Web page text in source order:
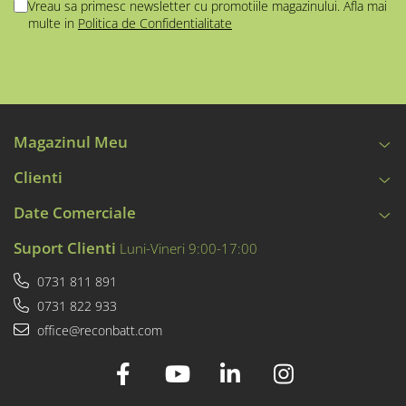
Vreau sa primesc newsletter cu promotiile magazinului. Afla mai
multe in Politica de Confidentialitate
Magazinul Meu
Clienti
Date Comerciale
Suport Clienti Luni-Vineri 9:00-17:00
0731 811 891
0731 822 933
office@reconbatt.com